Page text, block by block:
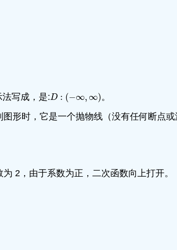
写成，是:D : (−∞, ∞)
D: (−∞,∞)
。
形时，它是一个抛物线（没有任何断点
2，由于系数为正，二次函数向上打开。